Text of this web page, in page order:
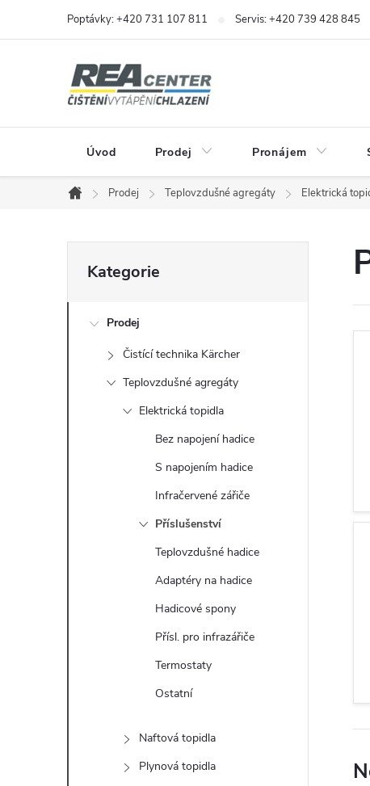
Poptávky: +420 731 107 811 Servis: +420 739 428 845
Úvod Prodej Pronájem
Domů
Prodej Teplovzdušné agregáty Elektrická
o
kategorie
Kategorie
Prodej
Čistící technika Kärcher
Teplovzdušné agregáty
Elektrická topidla
Bez napojení hadice
S napojením hadice
Infračervené zářiče
Příslušenství
Teplovzdušné hadice
Adaptéry na hadice
Hadicové spony
Přísl. pro infrazářiče
Termostaty
Ostatní
Naftová topidla
Plynová topidla